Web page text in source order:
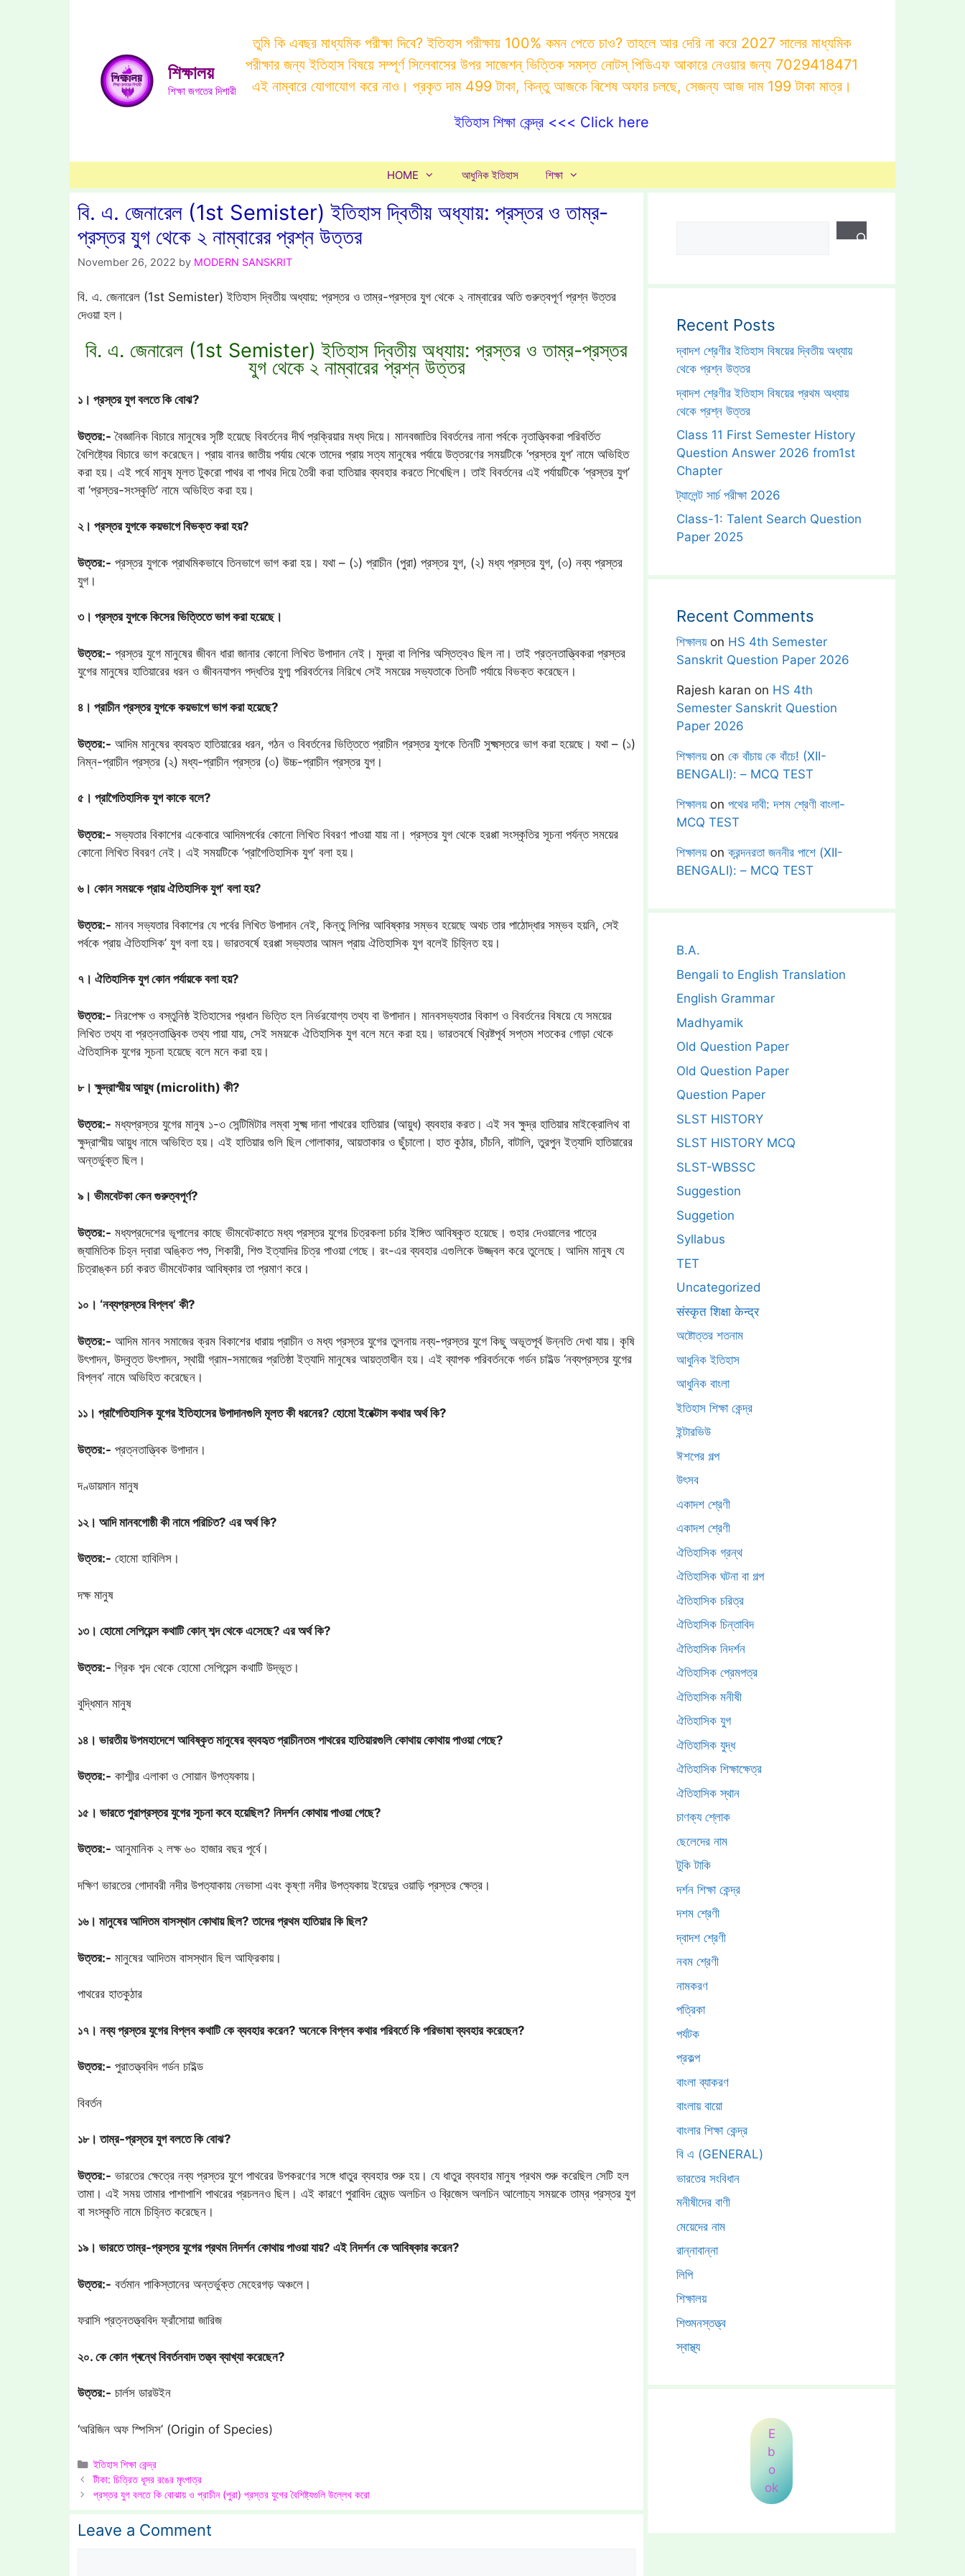
শিক্ষালয়
শিক্ষা জগতের দিশারী
তুমি কি এবছর মাধ্যমিক পরীক্ষা দিবে? ইতিহাস পরীক্ষায় 100% কমন পেতে চাও? তাহলে আর দেরি না করে 2027 সালের মাধ্যমিক
পরীক্ষার জন্য ইতিহাস বিষয়ে সম্পূর্ণ সিলেবাসের উপর সাজেশন্ ভিত্তিক সমস্ত নোটস্ পিডিএফ আকারে নেওয়ার জন্য 7029418471
এই নাম্বারে যোগাযোগ করে নাও। প্রকৃত দাম 499 টাকা, কিন্তু আজকে বিশেষ অফার চলছে, সেজন্য আজ দাম 199 টাকা মাত্র।
ইতিহাস শিক্ষা কেন্দ্র <<< Click here
HOME আধুনিক ইতিহাস শিক্ষা
বি. এ. জেনারেল (1st Semister) ইতিহাস দ্বিতীয় অধ্যায়: প্রস্তর ও তাম্র-
প্রস্তর যুগ থেকে ২ নাম্বারের প্রশ্ন উত্তর
November 26, 2022 by MODERN SANSKRIT
বি. এ. জেনারেল (1st Semister) ইতিহাস দ্বিতীয় অধ্যায়: প্রস্তর ও তাম্র-প্রস্তর যুগ থেকে ২ নাম্বারের অতি গুরুত্বপূর্ণ প্রশ্ন উত্তর
দেওয়া হল।
বি. এ. জেনারেল (1st Semister) ইতিহাস দ্বিতীয় অধ্যায়: প্রস্তর ও তাম্র-প্রস্তর
যুগ থেকে ২ নাম্বারের প্রশ্ন উত্তর
১। প্রস্তর যুগ বলতে কি বোঝ?
উত্তর:- বৈজ্ঞানিক বিচারে মানুষের সৃষ্টি হয়েছে বিবর্তনের দীর্ঘ প্রক্রিয়ার মধ্য দিয়ে। মানবজাতির বিবর্তনের নানা পর্বকে নৃতাত্ত্বিকরা পরিবর্তিত
বৈশিষ্ট্যের বিচারে ভাগ করেছেন। প্রায় বানর জাতীয় পর্যায় থেকে তাদের প্রায় সত্য মানুষের পর্যায়ে উত্তরণের সময়টিকে ‘প্রস্তর যুগ’ নামে অভিহিত
করা হয়। এই পর্বে মানুষ মূলত টুকরো পাথর বা পাথর দিয়ে তৈরী করা হাতিয়ার ব্যবহার করতে শিখেছিল। তাই বিবর্তনের এই পর্যায়টিকে ‘প্রস্তর যুগ’
বা ‘প্রস্তর-সংস্কৃতি’ নামে অভিহিত করা হয়।
২। প্রস্তর যুগকে কয়ভাগে বিভক্ত করা হয়?
উত্তর:- প্রস্তর যুগকে প্রাথমিকভাবে তিনভাগে ভাগ করা হয়। যথা – (১) প্রাচীন (পুরা) প্রস্তর যুগ, (২) মধ্য প্রস্তর যুগ, (৩) নব্য প্রস্তর
যুগ।
৩। প্রস্তর যুগকে কিসের ভিত্তিতে ভাগ করা হয়েছে।
উত্তর:- প্রস্তর যুগে মানুষের জীবন ধারা জানার কোনো লিখিত উপাদান নেই। মুদ্রা বা লিপির অস্তিত্বও ছিল না। তাই প্রত্নতাত্ত্বিকরা প্রস্তর
যুগের মানুষের হাতিয়ারের ধরন ও জীবনযাপন পদ্ধতির যুগ্ম পরিবর্তনের নিরিখে সেই সময়ের সভ্যতাকে তিনটি পর্যায়ে বিভক্ত করেছেন।
৪। প্রাচীন প্রস্তর যুগকে কয়ভাগে ভাগ করা হয়েছে?
উত্তর:- আদিম মানুষের ব্যবহৃত হাতিয়ারের ধরন, গঠন ও বিবর্তনের ভিত্তিতে প্রাচীন প্রস্তর যুগকে তিনটি সুক্ষ্মস্তরে ভাগ করা হয়েছে। যথা – (১)
নিম্ন-প্রাচীন প্রস্তর (২) মধ্য-প্রাচীন প্রস্তর (৩) উচ্চ-প্রাচীন প্রস্তর যুগ।
৫। প্রাগৈতিহাসিক যুগ কাকে বলে?
উত্তর:- সভ্যতার বিকাশের একেবারে আদিমপর্বের কোনো লিখিত বিবরণ পাওয়া যায় না। প্রস্তর যুগ থেকে হরপ্পা সংস্কৃতির সূচনা পর্যন্ত সময়ের
কোনো লিখিত বিবরণ নেই। এই সময়টিকে ‘প্রাগৈতিহাসিক যুগ’ বলা হয়।
৬। কোন সময়কে প্রায় ঐতিহাসিক যুগ’ বলা হয়?
উত্তর:- মানব সভ্যতার বিকাশের যে পর্বের লিখিত উপাদান নেই, কিন্তু লিপির আবিষ্কার সম্ভব হয়েছে অথচ তার পাঠোদ্ধার সম্ভব হয়নি, সেই
পর্বকে প্রায় ঐতিহাসিক’ যুগ বলা হয়। ভারতবর্ষে হরপ্পা সভ্যতার আমল প্রায় ঐতিহাসিক যুগ বলেই চিহ্নিত হয়।
৭। ঐতিহাসিক যুগ কোন পর্যায়কে বলা হয়?
উত্তর:- নিরপেক্ষ ও বস্তুনিষ্ঠ ইতিহাসের প্রধান ভিত্তি হল নির্ভরযোগ্য তথ্য বা উপাদান। মানবসভ্যতার বিকাশ ও বিবর্তনের বিষয়ে যে সময়ের
লিখিত তথ্য বা প্রত্নতাত্ত্বিক তথ্য পায়া যায়, সেই সময়কে ঐতিহাসিক যুগ বলে মনে করা হয়। ভারতবর্ষে খ্রিষ্টপূর্ব সপ্তম শতকের গোড়া থেকে
ঐতিহাসিক যুগের সূচনা হয়েছে বলে মনে করা হয়।
৮। ক্ষুদ্রাস্মীয় আয়ুধ (microlith) কী?
উত্তর:- মধ্যপ্রস্তর যুগের মানুষ ১-৩ সেন্টিমিটার লম্বা সুক্ষ্ম দানা পাথরের হাতিয়ার (আয়ুধ) ব্যবহার করত। এই সব ক্ষুদ্র হাতিয়ার মাইক্রোলিথ বা
ক্ষুদ্রাস্মীয় আয়ুধ নামে অভিহিত হয়। এই হাতিয়ার গুলি ছিল গোলাকার, আয়তাকার ও ছুঁচালো। হাত কুঠার, চাঁচনি, বাটালি, তুরপুন ইত্যাদি হাতিয়ারের
অন্তর্ভুক্ত ছিল।
৯। ভীমবেটকা কেন গুরুত্বপূর্ণ?
উত্তর:- মধ্যপ্রদেশের ভূপালের কাছে ভীমবেটকাতে মধ্য প্রস্তর যুগের চিত্রকলা চর্চার ইঙ্গিত আবিষ্কৃত হয়েছে। গুহার দেওয়ালের পাত্রে
জ্যামিতিক চিহ্ন দ্বারা অঙ্কিত পশু, শিকারী, শিশু ইত্যাদির চিত্র পাওয়া গেছে। রং-এর ব্যবহার এগুলিকে উজ্জ্বল করে তুলেছে। আদিম মানুষ যে
চিত্রাঙ্কন চর্চা করত ভীমবেটকার আবিষ্কার তা প্রমাণ করে।
১০। ‘নব্যপ্রস্তর বিপ্লব’ কী?
উত্তর:- আদিম মানব সমাজের ক্রম বিকাশের ধারায় প্রাচীন ও মধ্য প্রস্তর যুগের তুলনায় নব্য-প্রস্তর যুগে কিছু অভূতপূর্ব উন্নতি দেখা যায়। কৃষি
উৎপাদন, উদ্বৃত্ত উৎপাদন, স্থায়ী গ্রাম-সমাজের প্রতিষ্ঠা ইত্যাদি মানুষের আয়ত্তাধীন হয়। এই ব্যাপক পরিবর্তনকে গর্ডন চাইল্ড ‘নব্যপ্রস্তর যুগের
বিপ্লব’ নামে অভিহিত করেছেন।
১১। প্রাগৈতিহাসিক যুগের ইতিহাসের উপাদানগুলি মূলত কী ধরনের? হোমো ইরেক্টাস কথার অর্থ কি?
উত্তর:- প্রত্নতাত্ত্বিক উপাদান।
দণ্ডায়মান মানুষ
১২। আদি মানবগোষ্ঠী কী নামে পরিচিত? এর অর্থ কি?
উত্তর:- হোমো হাবিলিস।
দক্ষ মানুষ
১৩। হোমো সেপিয়েন্স কথাটি কোন্ শব্দ থেকে এসেছে? এর অর্থ কি?
উত্তর:- গ্রিক শব্দ থেকে হোমো সেপিয়েন্স কথাটি উদ্ভূত।
বুদ্ধিমান মানুষ
১৪। ভারতীয় উপমহাদেশে আবিষ্কৃত মানুষের ব্যবহৃত প্রাচীনতম পাথরের হাতিয়ারগুলি কোথায় কোথায় পাওয়া গেছে?
উত্তর:- কাশ্মীর এলাকা ও সোয়ান উপত্যকায়।
১৫। ভারতে পুরাপ্রস্তর যুগের সূচনা কবে হয়েছিল? নিদর্শন কোথায় পাওয়া গেছে?
উত্তর:- আনুমানিক ২ লক্ষ ৬০ হাজার বছর পূর্বে।
দক্ষিণ ভারতের গোদাবরী নদীর উপত্যাকায় নেভাসা এবং কৃষ্ণা নদীর উপত্যকায় ইয়েদুর ওয়াড়ি প্রস্তর ক্ষেত্র।
১৬। মানুষের আদিতম বাসস্থান কোথায় ছিল? তাদের প্রথম হাতিয়ার কি ছিল?
উত্তর:- মানুষের আদিতম বাসস্থান ছিল আফ্রিকায়।
পাথরের হাতকুঠার
১৭। নব্য প্রস্তর যুগের বিপ্লব কথাটি কে ব্যবহার করেন? অনেকে বিপ্লব কথার পরিবর্তে কি পরিভাষা ব্যবহার করেছেন?
উত্তর:- পুরাতত্ত্ববিদ গর্ডন চাইল্ড
বিবর্তন
১৮। তাম্র-প্রস্তর যুগ বলতে কি বোঝ?
উত্তর:- ভারতের ক্ষেত্রে নব্য প্রস্তর যুগে পাথরের উপকরণের সঙ্গে ধাতুর ব্যবহার শুরু হয়। যে ধাতুর ব্যবহার মানুষ প্রথম শুরু করেছিল সেটি হল
তামা। এই সময় তামার পাশাপাশি পাথরের প্রচলনও ছিল। এই কারণে পুরাবিদ রেমন্ড অলচিন ও ব্রিজেস অলচিন আলোচ্য সময়কে তাম্র প্রস্তর যুগ
বা সংস্কৃতি নামে চিহ্নিত করেছেন।
১৯। ভারতে তাম্র-প্রস্তর যুগের প্রথম নিদর্শন কোথায় পাওয়া যায়? এই নিদর্শন কে আবিষ্কার করেন?
উত্তর:- বর্তমান পাকিস্তানের অন্তর্ভুক্ত মেহেরগড় অঞ্চলে।
ফরাসি প্রত্নতত্ত্ববিদ ফ্রাঁসোয়া জারিজ
২০. কে কোন গ্ৰন্থে বিবর্তনবাদ তত্ত্ব ব্যাখ্যা করেছেন?
উত্তর:- চার্লস ডারউইন
‘অরিজিন অফ স্পিসিস’ (Origin of Species)
Categories
ইতিহাস শিক্ষা কেন্দ্র
টীকা: চিত্রিত ধূসর রঙের মৃৎপাত্র
প্রস্তর যুগ বলতে কি বোঝায় ও প্রাচীন (পুরা) প্রস্তর যুগের বৈশিষ্ট্যগুলি উল্লেখ করো
Leave a Comment
Recent Posts
দ্বাদশ শ্রেণীর ইতিহাস বিষয়ের দ্বিতীয় অধ্যায়
থেকে প্রশ্ন উত্তর
দ্বাদশ শ্রেণীর ইতিহাস বিষয়ের প্রথম অধ্যায়
থেকে প্রশ্ন উত্তর
Class 11 First Semester History
Question Answer 2026 from1st
Chapter
ট্যালেন্ট সার্চ পরীক্ষা 2026
Class-1: Talent Search Question
Paper 2025
Recent Comments
শিক্ষালয়on HS 4th Semester
Sanskrit Question Paper 2026
Rajesh karan on HS 4th
Semester Sanskrit Question
Paper 2026
শিক্ষালয়on কে বাঁচায় কে বাঁচে! (XII-
BENGALI): – MCQ TEST
শিক্ষালয়on পথের দাবী: দশম শ্রেণী বাংলা-
MCQ TEST
শিক্ষালয়onক্রন্দনরতা জননীর পাশে (XII-
BENGALI): – MCQ TEST
B.A.
Bengali to English Translation
English Grammar
Madhyamik
Old Question Paper
Old Question Paper
Question Paper
SLST HISTORY
SLST HISTORY MCQ
SLST-WBSSC
Suggestion
Suggetion
Syllabus
TET
Uncategorized
संस्कृत शिक्षा केन्द्र
অষ্টোত্তর শতনাম
আধুনিক ইতিহাস
আধুনিক বাংলা
ইতিহাস শিক্ষা কেন্দ্র
ইন্টারভিউ
ঈশপের গল্প
উৎসব
একাদশ শ্রেণী
একাদশ শ্রেণী
ঐতিহাসিক গ্রন্থ
ঐতিহাসিক ঘটনা বা গল্প
ঐতিহাসিক চরিত্র
ঐতিহাসিক চিন্তাবিদ
ঐতিহাসিক নিদর্শন
ঐতিহাসিক প্রেমপত্র
ঐতিহাসিক মনীষী
ঐতিহাসিক যুগ
ঐতিহাসিক যুদ্ধ
ঐতিহাসিক শিক্ষাক্ষেত্র
ঐতিহাসিক স্থান
চাণক্য শ্লোক
ছেলেদের নাম
টুকি টাকি
দর্শন শিক্ষা কেন্দ্র
দশম শ্রেণী
দ্বাদশ শ্রেণী
নবম শ্রেণী
নামকরণ
পত্রিকা
পর্যটক
প্রকল্প
বাংলা ব্যাকরণ
বাংলায় বায়ো
বাংলার শিক্ষা কেন্দ্র
বি এ (GENERAL)
ভারতের সংবিধান
মনীষীদের বাণী
মেয়েদের নাম
রান্নাবান্না
লিপি
শিক্ষালয়
শিশুমনস্তত্ত্ব
স্বাস্থ্য
E
b
o
ok